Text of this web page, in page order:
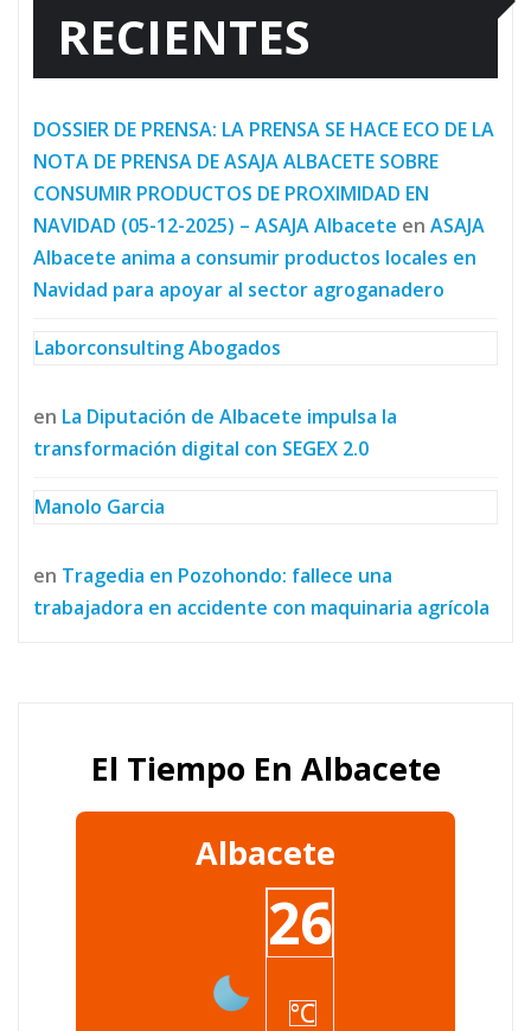
RECIENTES
DOSSIER DE PRENSA: LA PRENSA SE HACE ECO DE LA
NOTA DE PRENSA DE ASAJA ALBACETE SOBRE
CONSUMIR PRODUCTOS DE PROXIMIDAD EN
NAVIDAD (05-12-2025) – ASAJA Albacete en ASAJA
Albacete anima a consumir productos locales en
Navidad para apoyar al sector agroganadero
Laborconsulting Abogados
en La Diputación de Albacete impulsa la
transformación digital con SEGEX 2.0
Manolo Garcia
en Tragedia en Pozohondo: fallece una
trabajadora en accidente con maquinaria agrícola
El Tiempo En Albacete
Albacete
26
°C